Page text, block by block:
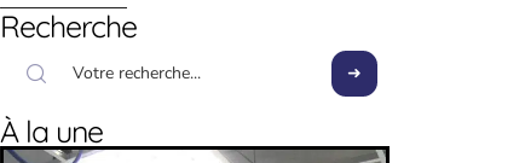
Recherche
À la une